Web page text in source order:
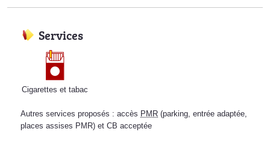
Services
Cigarettes et tabac
Autres services proposés : accès PMR (parking, entrée adaptée,
places assises PMR) et CB acceptée